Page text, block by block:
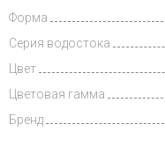
Форма
Серия водостока
Цвет
Цветовая гамма
Бренд